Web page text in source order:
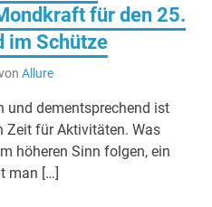
für den 25.
im Schütze
Allure
und dementsprechend ist
Zeit für Aktivitäten. Was
höheren Sinn folgen, ein
man […]